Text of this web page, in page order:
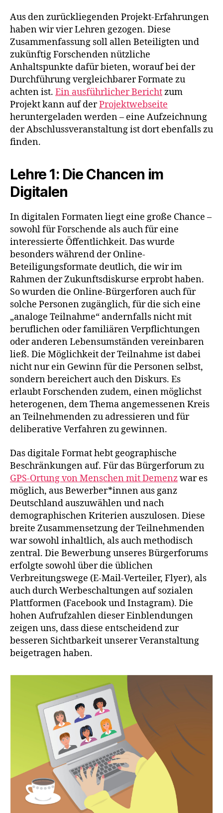
Aus den zurückliegenden Projekt-Erfahrungen
haben wir vier Lehren gezogen. Diese
Zusammenfassung soll allen Beteiligten und
zukünftig Forschenden nützliche
Anhaltspunkte dafür bieten, worauf bei der
Durchführung vergleichbarer Formate zu
achten ist. Ein ausführlicher Berichtzum
Projekt kann auf derProjektwebseite
heruntergeladen werden – eine Aufzeichnung
der Abschlussveranstaltung ist dort ebenfalls zu
finden.
Lehre 1: Die Chancen im
Digitalen
In digitalen Formaten liegt eine große Chance –
sowohl für Forschende als auch für eine
interessierte Öffentlichkeit. Das wurde
besonders während der Online-
Beteiligungsformate deutlich, die wir im
Rahmen der Zukunftsdiskurse erprobt haben.
So wurden die Online-Bürgerforen auch für
solche Personen zugänglich, für die sich eine
„analoge Teilnahme“ andernfalls nicht mit
beruflichen oder familiären Verpflichtungen
oder anderen Lebensumständen vereinbaren
ließ. Die Möglichkeit der Teilnahme ist dabei
nicht nur ein Gewinn für die Personen selbst,
sondern bereichert auch den Diskurs. Es
erlaubt Forschenden zudem, einen möglichst
heterogenen, dem Thema angemessenen Kreis
an Teilnehmenden zu adressieren und für
deliberative Verfahren zu gewinnen.
Das digitale Format hebt geographische
Beschränkungen auf. Für das Bürgerforum zu
GPS-Ortung von Menschen mit Demenzwar es
möglich, aus Bewerber*innen aus ganz
Deutschland auszuwählen und nach
demographischen Kriterien auszulosen. Diese
breite Zusammensetzung der Teilnehmenden
war sowohl inhaltlich, als auch methodisch
zentral. Die Bewerbung unseres Bürgerforums
erfolgte sowohl über die üblichen
Verbreitungswege (E-Mail-Verteiler, Flyer), als
auch durch Werbeschaltungen auf sozialen
Plattformen (Facebook und Instagram). Die
hohen Aufrufzahlen dieser Einblendungen
zeigen uns, dass diese entscheidend zur
besseren Sichtbarkeit unserer Veranstaltung
beigetragen haben.